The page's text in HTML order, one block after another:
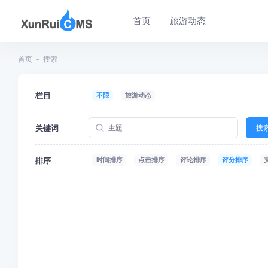
首页 旅游动态
首页 搜索
栏目 不限 旅游动态
关键词 搜
排序 时间排序 点击排序 评论排序 评分排序